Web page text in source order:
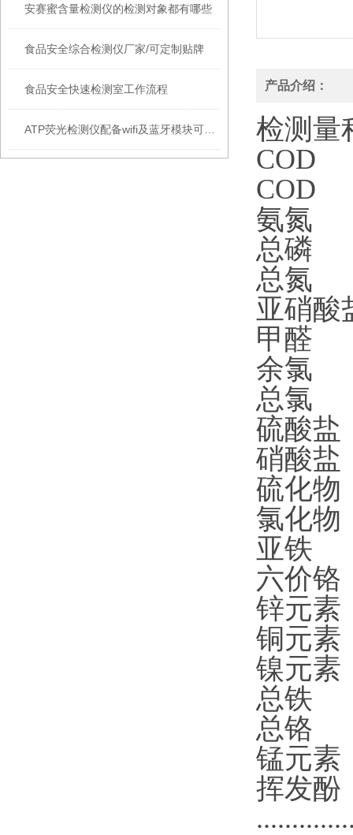
安赛蜜含量检测仪的检测对象都有哪些
食品安全综合检测仪厂家/可定制贴牌
食品安全快速检测室工作流程 产品介绍：
检测量
COD
COD
氨氮
总磷
总氮
亚硝
甲醛
余氯
总氯
硫酸盐
硝酸盐
硫化物
氯化物
亚铁
六价铬
锌元素
铜元素
镍元素
总铁
总铬
锰元素
挥发